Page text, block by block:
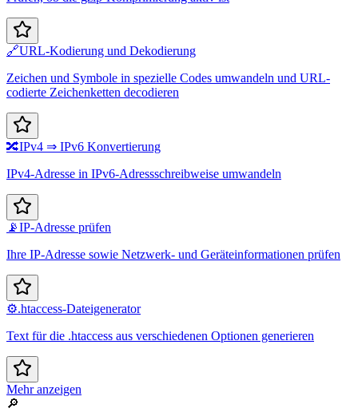
🔗URL-Kodierung und Dekodierung
Zeichen und Symbole in spezielle Codes umwandeln und URL-
codierte Zeichenketten decodieren
🔀IPv4 ⇒ IPv6 Konvertierung
IPv4-Adresse in IPv6-Adressschreibweise umwandeln
📡IP-Adresse prüfen
Ihre IP-Adresse sowie Netzwerk- und Geräteinformationen prüfen
⚙️.htaccess-Dateigenerator
Text für die .htaccess aus verschiedenen Optionen generieren
Mehr anzeigen
🔎